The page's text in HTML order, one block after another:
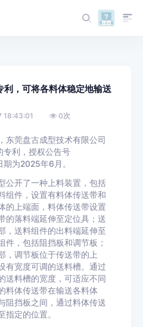
利，可将各料体稳定地输送
0次
东莞盘古成型技术有限公司
专利，授权公告号
为2025年6月。
公开了一种上料装置，包括
组件，设置有料体传送带和
的上端面，料体传送带设置
的落料端延伸至定位具；送
，送料组件的出料端延伸至
件，包括阻挡板和调节板；
，调节板位于传送带的上
有宽度可调的送料槽。通过
送料槽的宽度，可适应不同
料体传送带在输送各料体
阻挡板之间，通过料体传送
指定的位置。